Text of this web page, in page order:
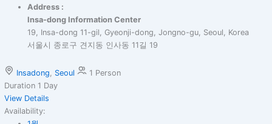
Address :
Insa-dong Information Center
19, Insa-dong 11-gil, Gyeonji-dong, Jongno-gu, Seoul, Korea
서울시 종로구 견지동 인사동 11길 19
Insadong Seoul
1 Person
Duration 1 Day
View Details
Availability: